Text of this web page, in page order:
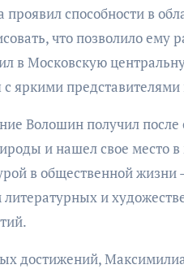
способности в
что позволило ему
в Московскую
яркими
Волошин получил
и нашел свое место
в общественной
и
достижений,